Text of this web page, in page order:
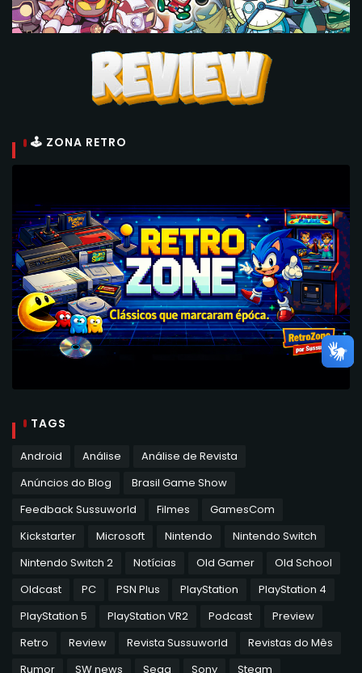
🕹 ZONA RETRO
TAGS
Android Análise
Análise de Revista
Anúncios do Blog
Brasil Game Show
Feedback Sussuworld
Filmes
GamesCom
Kickstarter
Microsoft Nintendo
Nintendo Switch
Nintendo Switch 2
Notícias Old Gamer
Old School
Oldcast
PC PSN Plus PlayStation
PlayStation 4
PlayStation 5
PlayStation VR2 Podcast
Preview
Retro
Review Revista Sussuworld
Revistas do Mês
Rumor
SW news Sega Sony
Steam